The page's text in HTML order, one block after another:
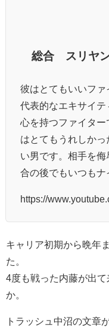
総合 スリヤ
彼はとてもいいフ
代表的なエキサイ
心を持つファイタ
はとてもうれしかっ
い男です。相手を
合の後でもいつもナ
https://
キャリア初期から晩年
た。
4度も戦った内藤が出
か。
トラッシュ中沼の文章